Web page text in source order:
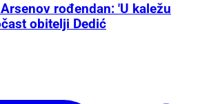
Arsenov rođendan: 'U kaležu
obitelji Dedić